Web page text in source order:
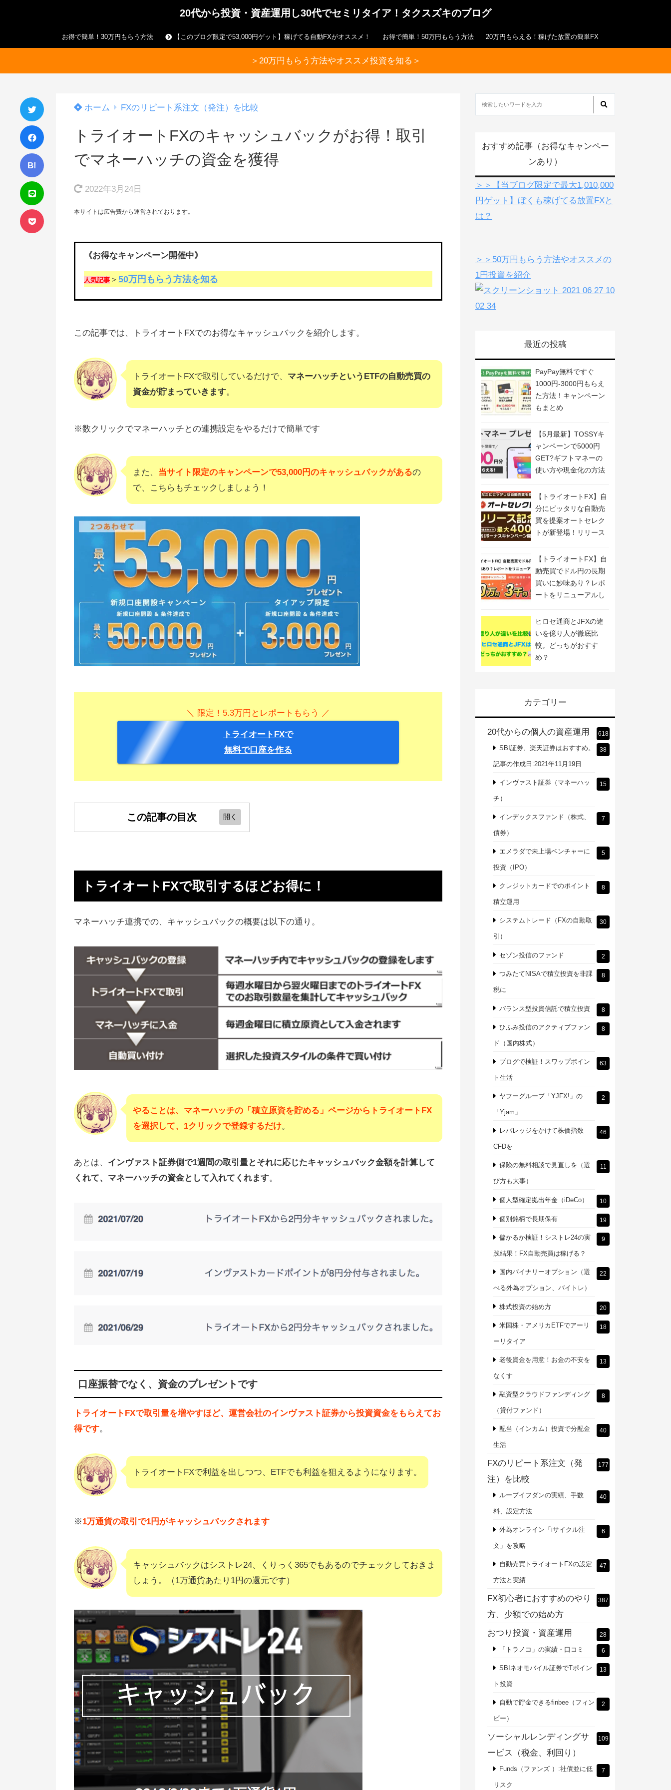
20代から投資・資産運用し30代でセミリタイア！タクスズキのブログ
お得で簡単！30万円もらう方法 【このブログ限定で53,000円ゲット】稼げてる自動FXがオススメ！ お得で簡単！50万円もらう方法 20万円もらえる！稼げた放置の簡単FX
＞20万円もらう方法やオススメ投資を知る＞
B!
ホーム FXのリピート系注文（発注）を比較
トライオートFXのキャッシュバックがお得！取引
でマネーハッチの資金を獲得
2022年3月24日
本サイトは広告費から運営されております。
《お得なキャンペーン開催中》
人気記事 ＞ 50万円もらう方法を知る
この記事では、トライオートFXでのお得なキャッシュバックを紹介します。
トライオートFXで取引しているだけで、 マネーハッチというETFの自動売買の
資金が貯まっていきます。
※数クリックでマネーハッチとの連携設定をやるだけで簡単です
また、 当サイト限定のキャンペーンで53,000円のキャッシュバックがあるの
で、こちらもチェックしましょう！
＼ 限定！5.3万円とレポートもらう ／
トライオートFXで
無料で口座を作る
この記事の目次
取引量によって社会貢献ポイントが
インヴァスト証券とのタイアップキ
ンペーンを攻略しよう
トライオートFXで取引するほどお得に！
マネーハッチ連携での、キャッシュバックの概要は以下の通り。
やることは、マネーハッチの「積立原資を貯める」ページからトライオートFX
を選択して、1クリックで登録するだけ。
あとは、 インヴァスト証券側で1週間の取引量とそれに応じたキャッシュバック金額を計算して
くれて、マネーハッチの資金として入れてくれます。
口座振替でなく、資金のプレゼントです
トライオートFXで取引量を増やすほど、運営会社のインヴァスト証券から投資資金をもらえてお
得です。
トライオートFXで利益を出しつつ、ETFでも利益を狙えるようになります。
※1万通貨の取引で1円がキャッシュバックされます
キャッシュバックはシストレ24、くりっく365でもあるのでチェックしておきま
しょう。（1万通貨あたり1円の還元です）
おすすめ記事（お得なキャンペー
ンあり）
＞＞【当ブログ限定で最大1,010,000
円ゲット】ぼくも稼げてる放置FXと
は？
＞＞50万円もらう方法やオススメの
1円投資を紹介
最近の投稿
PayPay無料ですぐ
1000円-3000円もらえ
た方法！キャンペーン
もまとめ
【5月最新】TOSSYキ
ャンペーンで5000円
GET?ギフトマネーの
使い方や現金化の方法
【トライオートFX】自
分にピッタリな自動売
買を提案オートセレク
トが新登場！リリース
催！
【トライオートFX】自
動売買でドル円の長期
買いに妙味あり？レポ
ートをリニューアルし
ヒロセ通商とJFXの違
いを億り人が徹底比
較。どっちがおすす
め？
カテゴリー
20代からの個人の資産運用 618
SBI証券、楽天証券はおすすめ。
記事の作成日:2021年11月19日
38
インヴァスト証券（マネーハッ
チ）
15
インデックスファンド（株式、
債券）
7
エメラダで未上場ベンチャーに
投資（IPO）
5
クレジットカードでのポイント
積立運用
8
システムトレード（FXの自動取
引）
30
セゾン投信のファンド 2
つみたてNISAで積立投資を非課
税に
8
バランス型投資信託で積立投資 8
ひふみ投信のアクティブファン
ド（国内株式）
8
ブログで検証！スワップポイン
ト生活
63
ヤフーグループ「YJFX!」の
「Yjam」
2
レバレッジをかけて株価指数
CFDを
46
保険の無料相談で見直しを（選
び方も大事）
11
個人型確定拠出年金（iDeCo） 10
個別銘柄で長期保有 19
儲かるか検証！シストレ24の実
践結果！FX自動売買は稼げる？
9
国内バイナリーオプション（選
べる外為オプション、バイトレ）
22
株式投資の始め方 20
米国株・アメリカETFでアーリ
ーリタイア
18
老後資金を用意！お金の不安を
なくす
13
融資型クラウドファンディング
（貸付ファンド）
8
配当（インカム）投資で分配金
生活
40
FXのリピート系注文（発
注）を比較
177
ループイフダンの実績、手数
料、設定方法
40
外為オンライン「iサイクル注
文」を攻略
6
自動売買トライオートFXの設定
方法と実績
47
FX初心者におすすめのやり
方、少額での始め方
387
おつり投資・資産運用 28
「トラノコ」の実績・口コミ 6
SBIネオモバイル証券でTポイン
ト投資
13
自動で貯金できるfinbee（フィン
ビー）
2
ソーシャルレンディングサ
ービス（税金、利回り）
109
Funds（ファンズ ）:社債並に低
リスク
7